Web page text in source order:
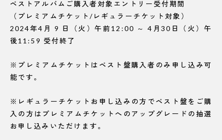
ベストアルバムご購入者対象エントリー受付期間
（プレミアムチケット/レギュラーチケット対象）
2024年4月 9 日（火）午前12:00 ～ 4月30日（火）午
後11:59 受付終了
※プレミアムチケットはベスト盤購入者のみ申し込み可
能です。
※レギュラーチケットお申し込みの方でベスト盤をご購
入の方はプレミアムチケットへのアップグレードの抽選
お申し込みいただけます。